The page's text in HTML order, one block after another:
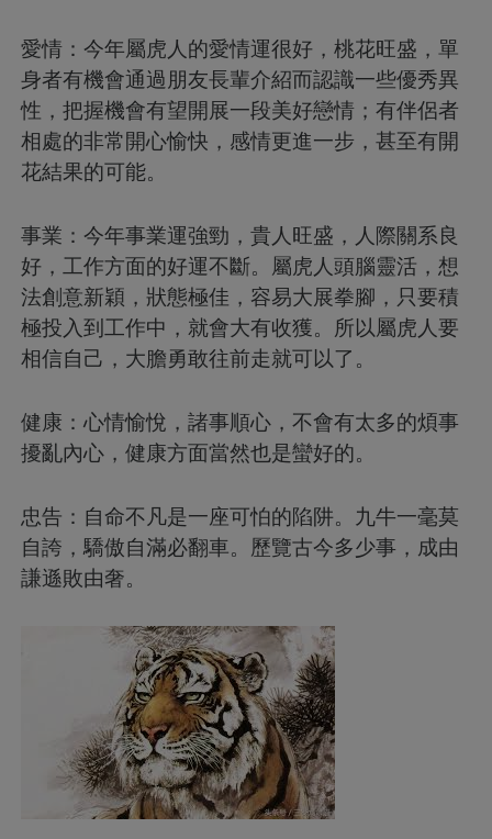
愛情：今年屬虎人的愛情運很好，桃花旺盛，單
身者有機會通過朋友長輩介紹而認識一些優秀異
性，把握機會有望開展一段美好戀情；有伴侶者
相處的非常開心愉快，感情更進一步，甚至有開
花結果的可能。
事業：今年事業運強勁，貴人旺盛，人際關系良
好，工作方面的好運不斷。屬虎人頭腦靈活，想
法創意新穎，狀態極佳，容易大展拳腳，只要積
極投入到工作中，就會大有收獲。所以屬虎人要
相信自己，大膽勇敢往前走就可以了。
健康：心情愉悅，諸事順心，不會有太多的煩事
擾亂內心，健康方面當然也是蠻好的。
忠告：自命不凡是一座可怕的陷阱。九牛一毫莫
自誇，驕傲自滿必翻車。歷覽古今多少事，成由
謙遜敗由奢。